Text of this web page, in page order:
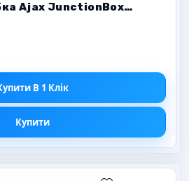
Ajax JunctionBox
В 1 Клік
Купити